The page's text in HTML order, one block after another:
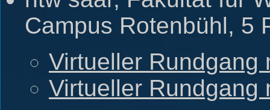
Campus Rotenbühl, 5
Virtueller Rundgang
Virtueller Rundgang